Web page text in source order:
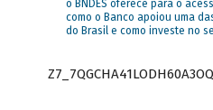
o BNDES oferece para o
como o Banco apoiou uma
do Brasil e como investe no